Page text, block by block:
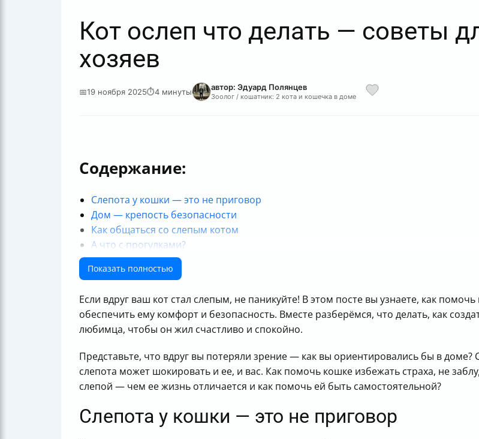
Кот ослеп что делать — советы
хозяев
📅19 ноября 2025⏱4 минуты автор: Эдуард Полянцев
Зоолог / кошатник: 2 кота и кошечка в доме
Содержание:
Слепота у кошки — это не приговор
Дом — крепость безопасности
Как общаться со слепым котом
А что с прогулками?
Не забывайте про любовь и терпение
Показать полностью
Если вдруг ваш кот стал слепым, не паникуйте! В этом посте вы узнаете, как
обеспечить ему комфорт и безопасность. Вместе разберёмся, что делать, как
любимца, чтобы он жил счастливо и спокойно.
Представьте, что вдруг вы потеряли зрение — как вы ориентировались бы в
слепота может шокировать и ее, и вас. Как помочь кошке избежать страха, не
слепой — чем ее жизнь отличается и как помочь ей быть самостоятельной?
Слепота у кошки — это не приговор